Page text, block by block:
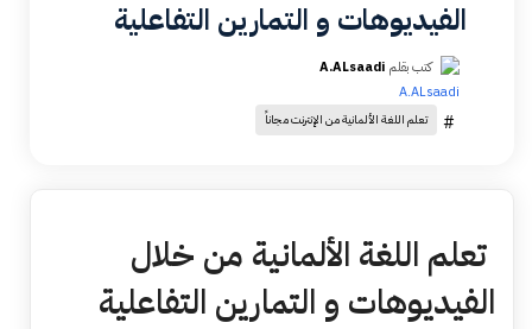
الفيديوهات و التمارين التفاعلية
كتب بقلم A.ALsaadi
# تعلم اللغة الألمانية من الإنترنت مجاناً
تعلم اللغة الألمانية من خلال
الفيديوهات و التمارين التفاعلية